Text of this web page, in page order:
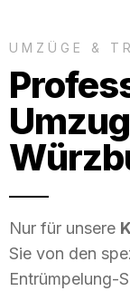
UMZÜGE &
Nur für unsere
Sie von den
Entrümpelung-